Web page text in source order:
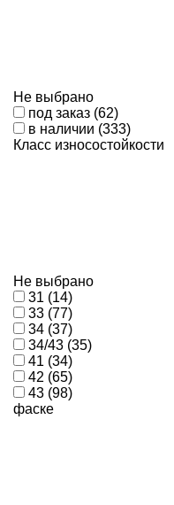
Не выбрано
под заказ (62)
в наличии (333)
Класс износостойкости
Не выбрано
31 (14)
33 (77)
34 (37)
34/43 (35)
41 (34)
42 (65)
43 (98)
фаске